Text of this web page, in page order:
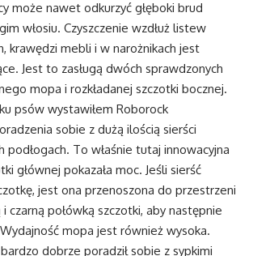
może nawet odkurzyć głęboki brud
włosiu. Czyszczenie wzdłuż listew
krawędzi mebli i w narożnikach jest
Jest to zasługą dwóch sprawdzonych
mopa i rozkładanej szczotki bocznej.
psów wystawiłem Roborock
sobie z dużą ilością sierści
podłogach. To właśnie tutaj innowacyjna
głównej pokazała moc. Jeśli sierść
jest ona przenoszona do przestrzeni
czarną połówką szczotki, aby następnie
mopa jest również wysoka.
dobrze poradził sobie z sypkimi